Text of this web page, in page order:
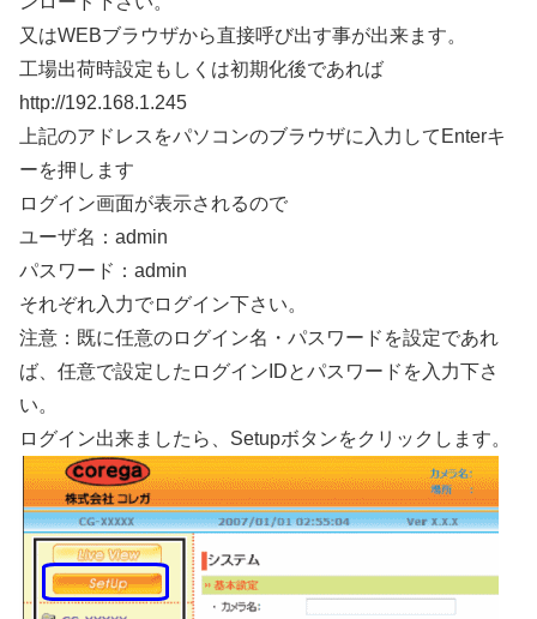
又はWEBブラウザから直接呼び出す事が出来ます。
工場出荷時設定もしくは初期化後であれば
http://192.168.1.245
上記のアドレスをパソコンのブラウザに入力してEnterキ
ーを押します
ログイン画面が表示されるので
ユーザ名：admin
パスワード：admin
それぞれ入力でログイン下さい。
注意：既に任意のログイン名・パスワードを設定であれ
ば、任意で設定したログインIDとパスワードを入力下さ
い。
ログイン出来ましたら、Setupボタンをクリックします。